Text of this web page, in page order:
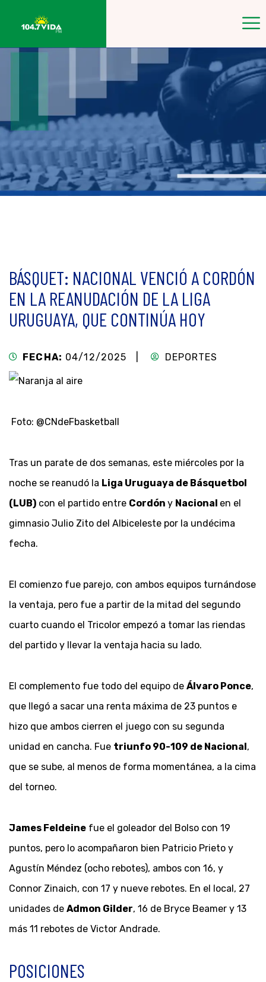
BÁSQUET: NACIONAL VENCIÓ A CORDÓN
EN LA REANUDACIÓN DE LA LIGA
URUGUAYA, QUE CONTINÚA HOY
FECHA: 04/12/2025 | DEPORTES
Foto: @CNdeFbasketball
Tras un parate de dos semanas, este miércoles por la
noche se reanudó la Liga Uruguaya de Básquetbol
(LUB) con el partido entre Cordón y Nacional en el
gimnasio Julio Zito del Albiceleste por la undécima
fecha.
El comienzo fue parejo, con ambos equipos turnándose
la ventaja, pero fue a partir de la mitad del segundo
cuarto cuando el Tricolor empezó a tomar las riendas
del partido y llevar la ventaja hacia su lado.
El complemento fue todo del equipo de Álvaro Ponce,
que llegó a sacar una renta máxima de 23 puntos e
hizo que ambos cierren el juego con su segunda
unidad en cancha. Fue triunfo 90-109 de Nacional,
que se sube, al menos de forma momentánea, a la cima
del torneo.
James Feldeine fue el goleador del Bolso con 19
puntos, pero lo acompañaron bien Patricio Prieto y
Agustín Méndez (ocho rebotes), ambos con 16, y
Connor Zinaich, con 17 y nueve rebotes. En el local, 27
unidades de Admon Gilder, 16 de Bryce Beamer y 13
más 11 rebotes de Victor Andrade.
POSICIONES